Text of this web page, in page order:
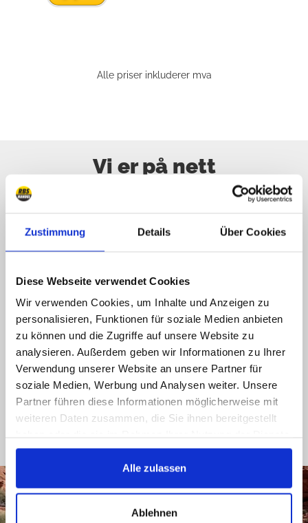
Zustimmung Details Über Cookies
Diese Webseite verwendet Cookies
Wir verwenden Cookies, um Inhalte und Anzeigen zu
personalisieren, Funktionen für soziale Medien anbieten
zu können und die Zugriffe auf unsere Website zu
analysieren. Außerdem geben wir Informationen zu Ihrer
Verwendung unserer Website an unsere Partner für
soziale Medien, Werbung und Analysen weiter. Unsere
Partner führen diese Informationen möglicherweise mit
weiteren Daten zusammen, die Sie ihnen bereitgestellt
gesammelt haben.
Alle zulassen
Ablehnen
Alle priser inkluderer mva
Vi er på nett
Ring oss, send oss ​​en e-post, ta gjerne kontakt
så snart som mulig.
(9:30-14:00 16:00-19:00)
info@rbs-handel.de
Facebook